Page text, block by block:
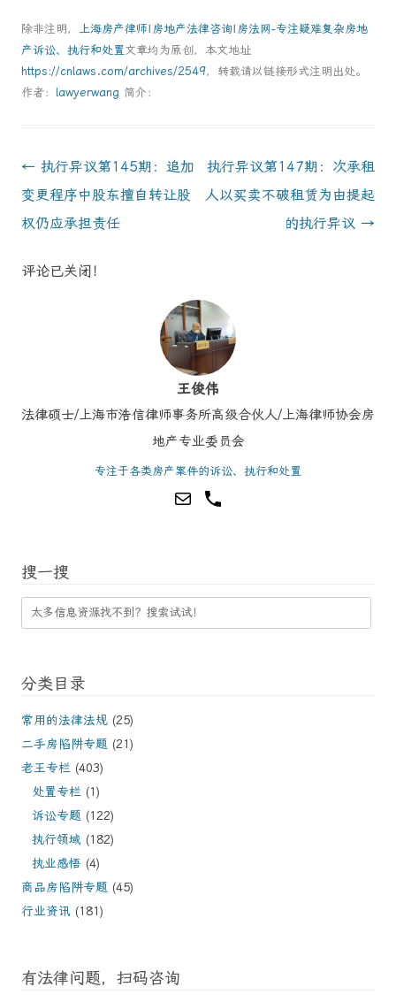
除非注明， 上海房产律师|房地产法律咨询|房法网-专注疑难复杂房地
产诉讼、执行和处置文章均为原创，本文地址
https://cnlaws.com/archives/2549，转载请以链接形式注明出处。
作者： lawyerwang 简介：
Post
navigation
← 执行异议第145期：追加
变更程序中股东擅自转让股
权仍应承担责任
执行异议第147期：次承租
人以买卖不破租赁为由提起
的执行异议 →
评论已关闭！
王俊伟
法律硕士/上海市浩信律师事务所高级合伙人/上海律师协会房
地产专业委员会
专注于各类房产案件的诉讼、执行和处置
搜一搜
分类目录
常用的法律法规 (25)
二手房陷阱专题 (21)
老王专栏 (403)
处置专栏 (1)
诉讼专题 (122)
执行领域 (182)
执业感悟 (4)
商品房陷阱专题 (45)
行业资讯 (181)
有法律问题，扫码咨询